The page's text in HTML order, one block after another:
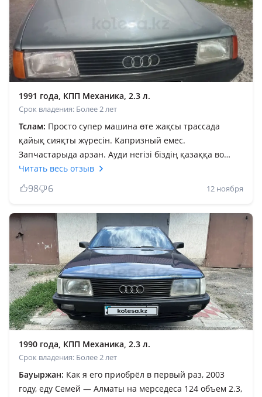
1991 года, КПП Механика, 2.3 л.
Срок владения: Более 2 лет
Тслам: Просто супер машина өте жақсы трассада
қайық сияқты жүресін. Капризный емес.
Запчастарыда арзан. Ауди негізі біздің қазаққа во
время келген. Сол 1997 жылдарда елдің экономикасы
төмен еді. Осы ауди диқандарыға шаруашылыққа өте
жәрдем берді. Шыдамды көлік өзіме қатты ұнайды
Читать весь отзыв
98 6 12 ноября
1990 года, КПП Механика, 2.3 л.
Срок владения: Более 2 лет
Бауыржан: Как я его приобрёл в первый раз, 2003
году, еду Семей — Алматы на мерседеса 124 объем 2.3,